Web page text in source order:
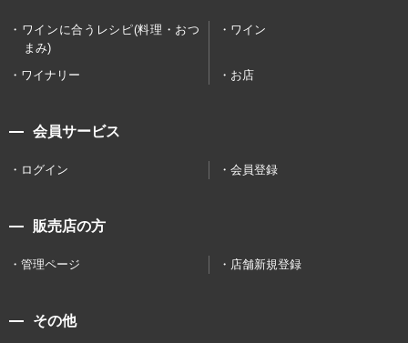
ワインに合うレシピ(料理・おつ
まみ)
ワイン
ワイナリー お店
会員サービス
ログイン 会員登録
販売店の方
管理ページ 店舗新規登録
その他